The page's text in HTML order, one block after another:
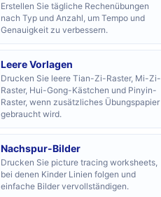
Erstellen Sie tägliche Rechenübungen
nach Typ und Anzahl, um Tempo und
Genauigkeit zu verbessern.
Leere Vorlagen
Drucken Sie leere Tian-Zi-Raster, Mi-Zi-
Raster, Hui-Gong-Kästchen und Pinyin-
Raster, wenn zusätzliches Übungspapier
gebraucht wird.
Nachspur-Bilder
Drucken Sie picture tracing worksheets,
bei denen Kinder Linien folgen und
einfache Bilder vervollständigen.